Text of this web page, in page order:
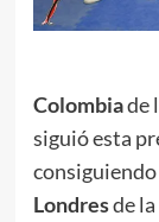
Colombiade
siguió esta
Londresde la